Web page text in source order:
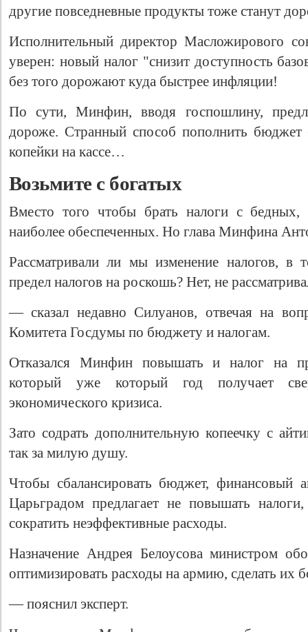
другие повседневные продукты тоже станут
Исполнительный директор Масложирового
уверен: новый налог "снизит доступность
без того дорожают куда быстрее инфляции!
По сути, Минфин, вводя госпошлину,
дороже. Странный способ пополнить бюджет
копейки на кассе…
Возьмите с богатых
Вместо того чтобы брать налоги с
наиболее обеспеченных. Но глава Минфина
Рассматривали ли мы изменение налогов,
предел налогов на роскошь? Нет, не
— сказал недавно Силуанов, отвечая на
Комитета Госдумы по бюджету и налогам.
Отказался Минфин повышать и налог на
который уже который год получает
экономического кризиса.
Зато содрать дополнительную копеечку с
так за милую душу.
Чтобы сбалансировать бюджет,
Царьградом предлагает не повышать
сократить неэффективные расходы.
Назначение Андрея Белоусова министром
оптимизировать расходы на армию, сделать их
— пояснил эксперт.